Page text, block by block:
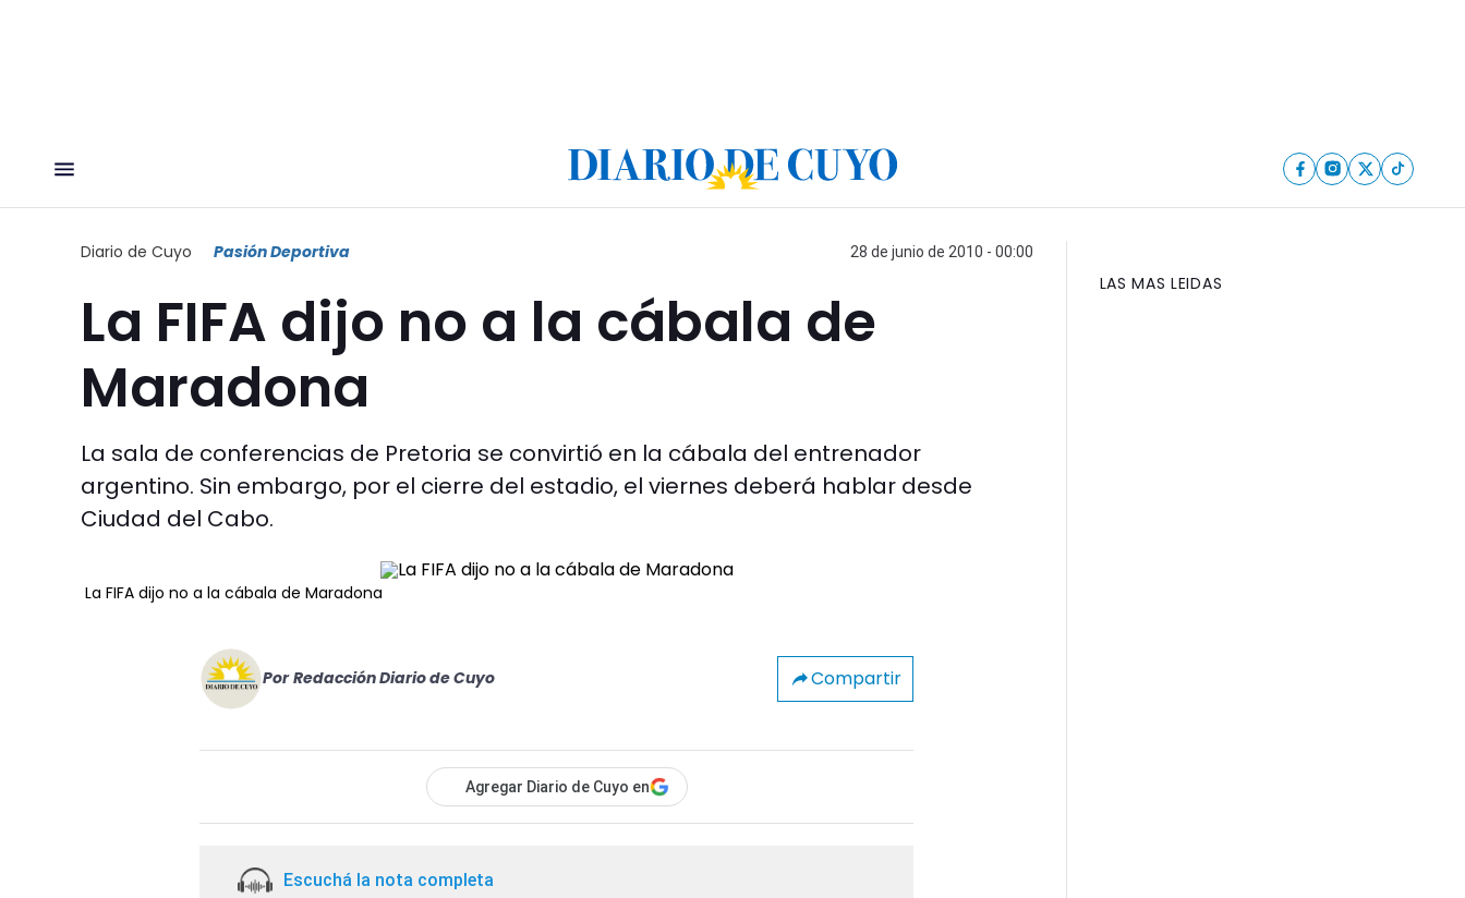
Diario de Cuyo Pasión Deportiva 28 de junio de 2010 - 00:00
La FIFA dijo no a la cábala de
Maradona
La sala de conferencias de Pretoria se convirtió en la cábala del entrenador
argentino. Sin embargo, por el cierre del estadio, el viernes deberá hablar desde
Ciudad del Cabo.
La FIFA dijo no a la cábala de Maradona
Por Redacción Diario de Cuyo Compartir
Agregar Diario de Cuyo en
Escuchá la nota completa
LAS MAS LEIDAS